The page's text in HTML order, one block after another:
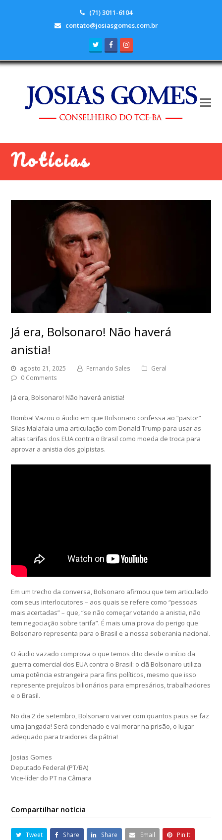
(71) 3011-6104
contato@josiasgomes.com.br
TwitterFacebook
Notícias
Já era, Bolsonaro! Não haverá
anistia!
agosto 21, 2025 Fernando Sales
Geral
0 Comments
Já era, Bolsonaro! Não haverá anistia!
Bomba! Vazou o áudio em que Bolsonaro confessa ao “pastor”
Silas Malafaia uma articulação com Donald Trump para usar as
altas tarifas dos EUA contra o Brasil como moeda de troca para
aprovar a anistia dos golpistas.
Em um trecho da conversa, Bolsonaro afirmou que tem articulado
com seus interlocutores – aos quais se refere como “pessoas
mais acertadas” – que, “se não começar votando a anistia, não
tem negociação sobre tarifa”. É mais uma prova do perigo que
Bolsonaro representa para o Brasil e a nossa soberania nacional.
O áudio vazado comprova o que temos dito desde o início da
guerra comercial dos EUA contra o Brasil: o clã Bolsonaro utiliza
uma potência estrangeira para fins políticos, mesmo que isso
represente prejuízos bilionários para empresários, trabalhadores
e o Brasil.
No dia 2 de setembro, Bolsonaro vai ver com quantos paus se faz
uma jangada! Será condenado e vai morar na prisão, o lugar
adequado para traidores da pátria!
Josias Gomes
Deputado Federal (PT/BA)
Vice-líder do PT na Câmara
Compartilhar notícia
Tweet Share Share Email Pin It